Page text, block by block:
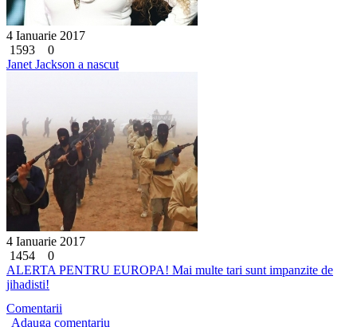
4 Ianuarie 2017
1593
0
Janet Jackson a nascut
4 Ianuarie 2017
1454
0
ALERTA PENTRU EUROPA! Mai multe tari sunt impanzite de
jihadisti!
Comentarii
Adauga comentariu